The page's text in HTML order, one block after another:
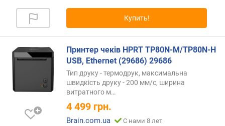
н
а
п
и
Купить!
Принтер чеків HPRT TP80N-M/TP80N-H
USB, Ethernet (29686) 29686
Тип друку - термодрук, максимальна
швидкість друку - 200 мм/с, ширина
витратного м…
4 499 грн.
Brain.com.ua С нами 8 лет